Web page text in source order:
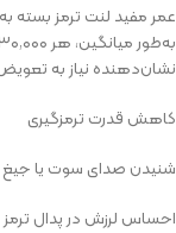
عمر مفید لنت ترمز بسته
نشان‌دهنده نیاز به
کاهش قدرت ترمزگیری
شنیدن صدای سوت یا جیغ
احساس لرزش در پدال ترمز